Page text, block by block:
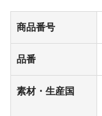
商品番号
品番
素材・生産国